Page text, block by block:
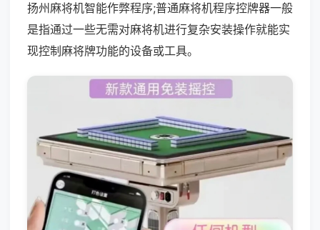
扬州麻将机智能作弊程序;普通麻将机程序控牌器一般
是指通过一些无需对麻将机进行复杂安装操作就能实
现控制麻将牌功能的设备或工具。